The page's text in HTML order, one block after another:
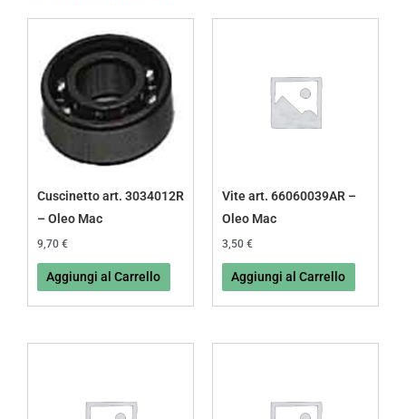
Cuscinetto art. 3034012R
– Oleo Mac
9,70 €
Aggiungi al Carrello
Vite art. 66060039AR –
Oleo Mac
3,50 €
Aggiungi al Carrello